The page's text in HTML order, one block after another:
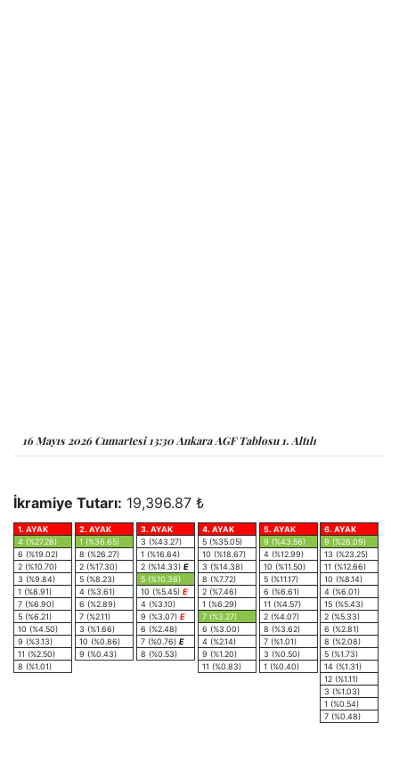
16 Mayıs 2026 Cumartesi 13:30 Ankara AGF Tablosu 1. Altılı
İkramiye Tutarı: 19,396.87 ₺
1. AYAK
4 (%27.28)
6 (%19.02)
2 (%10.70)
3 (%9.84)
1 (%8.91)
7 (%6.90)
5 (%6.21)
10 (%4.50)
9 (%3.13)
11 (%2.50)
8 (%1.01)
2. AYAK
1 (%36.65)
8 (%26.27)
2 (%17.30)
5 (%8.23)
4 (%3.61)
6 (%2.89)
7 (%2.11)
3 (%1.66)
10 (%0.86)
9 (%0.43)
3. AYAK
3 (%43.27)
1 (%16.64)
2 (%14.33) E
5 (%10.38)
10 (%5.45) E
4 (%3.10)
9 (%3.07) E
6 (%2.48)
7 (%0.76) E
8 (%0.53)
4. AYAK
5 (%35.05)
10 (%18.67)
3 (%14.38)
8 (%7.72)
2 (%7.46)
1 (%6.29)
7 (%3.27)
6 (%3.00)
4 (%2.14)
9 (%1.20)
11 (%0.83)
5. AYAK
9 (%43.56)
4 (%12.99)
10 (%11.50)
5 (%11.17)
6 (%6.61)
11 (%4.57)
2 (%4.07)
8 (%3.62)
7 (%1.01)
3 (%0.50)
1 (%0.40)
6. AYAK
9 (%28.09)
13 (%23.25)
11 (%12.66)
10 (%8.14)
4 (%6.01)
15 (%5.43)
2 (%5.33)
6 (%2.81)
8 (%2.08)
5 (%1.73)
14 (%1.31)
12 (%1.11)
3 (%1.03)
1 (%0.54)
7 (%0.48)